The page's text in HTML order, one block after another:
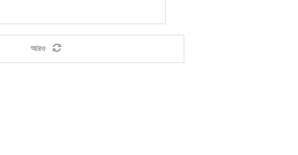
আরও